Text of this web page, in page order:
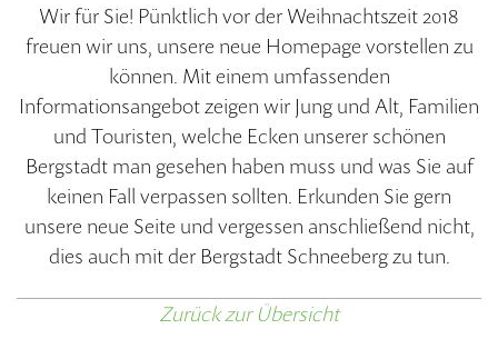
Wir für Sie! Pünktlich vor der Weihnachtszeit 2018
freuen wir uns, unsere neue Homepage vorstellen zu
können. Mit einem umfassenden
Informationsangebot zeigen wir Jung und Alt, Familien
und Touristen, welche Ecken unserer schönen
Bergstadt man gesehen haben muss und was Sie auf
keinen Fall verpassen sollten. Erkunden Sie gern
unsere neue Seite und vergessen anschließend nicht,
dies auch mit der Bergstadt Schneeberg zu tun.
Zurück zur Übersicht